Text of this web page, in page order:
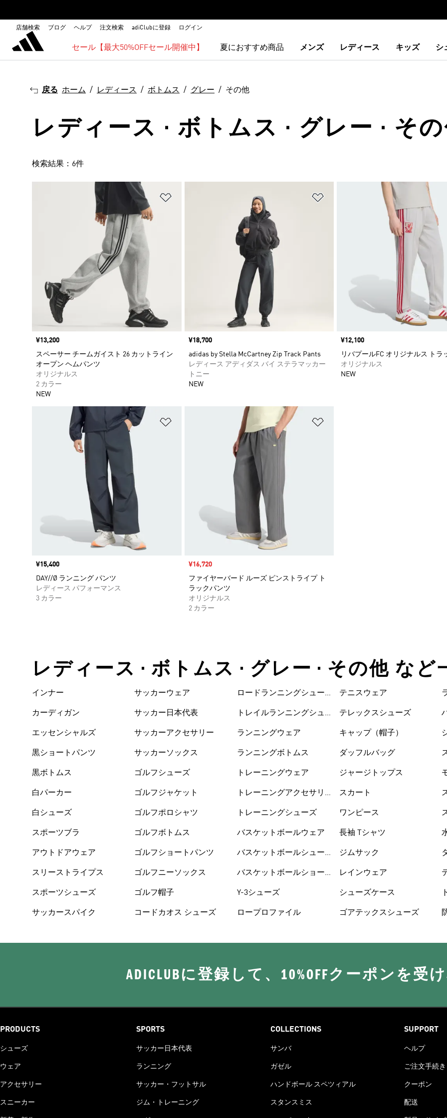
店舗検索 ブログ ヘルプ 注文検索 adiClubに登録 ログイン
セール【最大50%OFFセール開催中】 夏におすすめ商品 メンズ レディース キッズ シ
戻る ホーム レディース ボトムス グレー その他
レディース · ボトムス · グレー · そ
検索結果：6件
ほしいものリストに追加
価格
¥13,200
スペーサー チームガイスト 26 カットライン
オープン ヘムパンツ
オリジナルス
2 カラー
NEW
ほしいものリストに追加
価格
¥18,700
adidas by Stella McCartney Zip Track Pants
レディース アディダス バイ ステラマッカー
トニー
NEW
価格
¥12,100
リバプールFC オリジナルス トラ
オリジナルス
NEW
ほしいものリストに追加
価格
¥15,400
DAY//Ø ランニング パンツ
レディース パフォーマンス
3 カラー
セール価格
¥16,720
ファイヤーバード ルーズ ピンストライプ ト
ラックパンツ
オリジナルス
2 カラー
レディース • ボトムス • グレー • その他 など
インナー
カーディガン
エッセンシャルズ
黒ショートパンツ
黒ボトムス
白パーカー
白シューズ
スポーツブラ
アウトドアウェア
スリーストライプス
スポーツシューズ
サッカースパイク
サッカーウェア
サッカー日本代表
サッカーアクセサリー
サッカーソックス
ゴルフシューズ
ゴルフジャケット
ゴルフポロシャツ
ゴルフボトムス
ゴルフショートパンツ
ゴルフニーソックス
ゴルフ帽子
コードカオス シューズ
ロードランニングシュー
トレイルランニングシュ
ランニングウェア
ランニングボトムス
トレーニングウェア
トレーニングアクセサリ
トレーニングシューズ
バスケットボールウェア
バスケットボールシュー
バスケットボールショー
Y-3シューズ
ロープロファイル
テニスウェア
テレックスシューズ
キャップ（帽子）
ダッフルバッグ
ジャージトップス
スカート
ワンピース
長袖 Tシャツ
ジムサック
レインウェア
シューズケース
ゴアテックスシューズ
ADICLUBに登録して、10%OFFクーポンを受
PRODUCTS
シューズ
ウェア
アクセサリー
スニーカー
SPORTS
サッカー日本代表
ランニング
サッカー・フットサル
ジム・トレーニング
COLLECTIONS
サンバ
ガゼル
ハンドボール スペツィアル
スタンスミス
SUPPORT
ヘルプ
ご注文手続
クーポン
配送